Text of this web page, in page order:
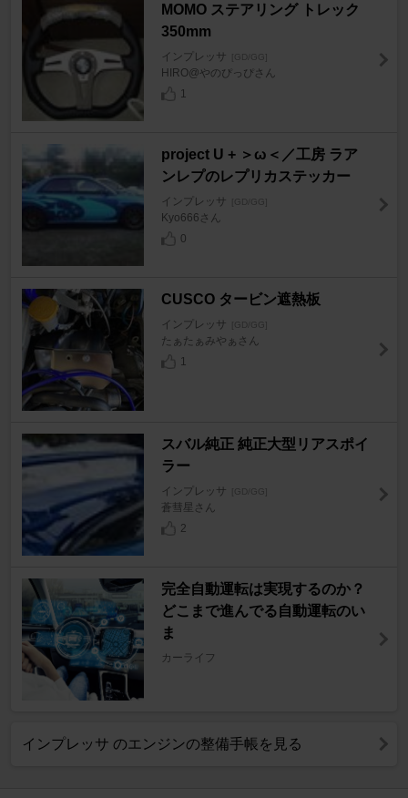
MOMO ステアリング トレック
350mm
インプレッサ [GD/GG]
HIRO@やのぴっぴさん
1
project U + ＞ω＜／工房 ラア
ンレプのレプリカステッカー
インプレッサ [GD/GG]
Kyo666さん
0
CUSCO タービン遮熱板
インプレッサ [GD/GG]
たぁたぁみやぁさん
1
スバル純正 純正大型リアスポイ
ラー
インプレッサ [GD/GG]
蒼彗星さん
2
完全自動運転は実現するのか？
どこまで進んでる自動運転のい
ま
カーライフ
インプレッサ のエンジンの整備手帳を見る